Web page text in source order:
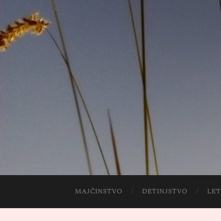
MAJČINSTVO DETINJSTVO